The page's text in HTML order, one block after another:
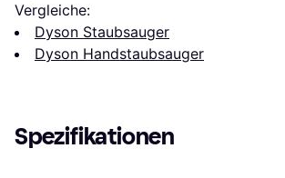
Vergleiche:
Dyson Staubsauger
Dyson Handstaubsauger
Spezifikationen